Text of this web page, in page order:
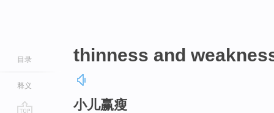
目录
释义
thinness and
小儿赢瘦